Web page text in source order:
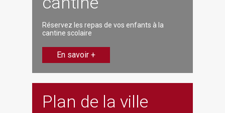
Réservez les repas de vos enfants à la
cantine scolaire
En savoir +
Plan de la ville